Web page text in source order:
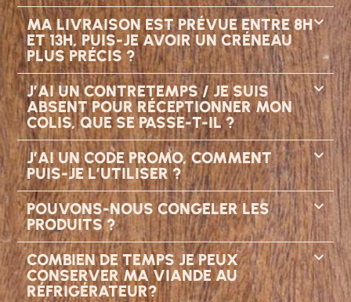
MA LIVRAISON EST PRÉVUE ENTRE 8H
ET 13H, PUIS-JE AVOIR UN CRÉNEAU
PLUS PRÉCIS ?
J’AI UN CONTRETEMPS / JE SUIS
ABSENT POUR RÉCEPTIONNER MON
COLIS, QUE SE PASSE-T-IL ?
J’AI UN CODE PROMO, COMMENT
PUIS-JE L’UTILISER ?
POUVONS-NOUS CONGELER LES
PRODUITS ?
COMBIEN DE TEMPS JE PEUX
CONSERVER MA VIANDE AU
RÉFRIGÉRATEUR?